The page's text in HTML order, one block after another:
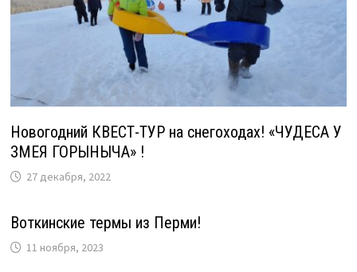
Новогодний КВЕСТ-ТУР на снегоходах! «ЧУДЕСА У
ЗМЕЯ ГОРЫНЫЧА» !
27 декабря, 2022
Воткинские термы из Перми!
11 ноября, 2023